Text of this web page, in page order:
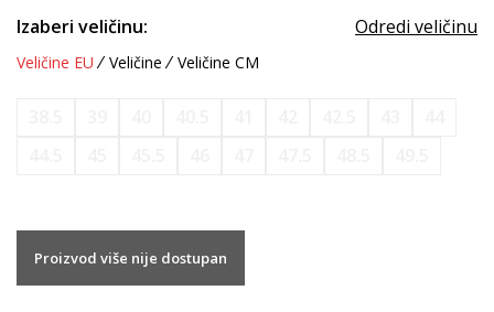
Izaberi veličinu: Odredi veličinu
Veličine EU Veličine Veličine CM
Proizvod više nije dostupan